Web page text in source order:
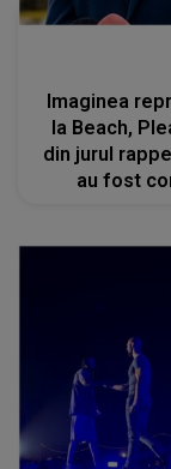
Imaginea
la Beach,
din jurul
au fost